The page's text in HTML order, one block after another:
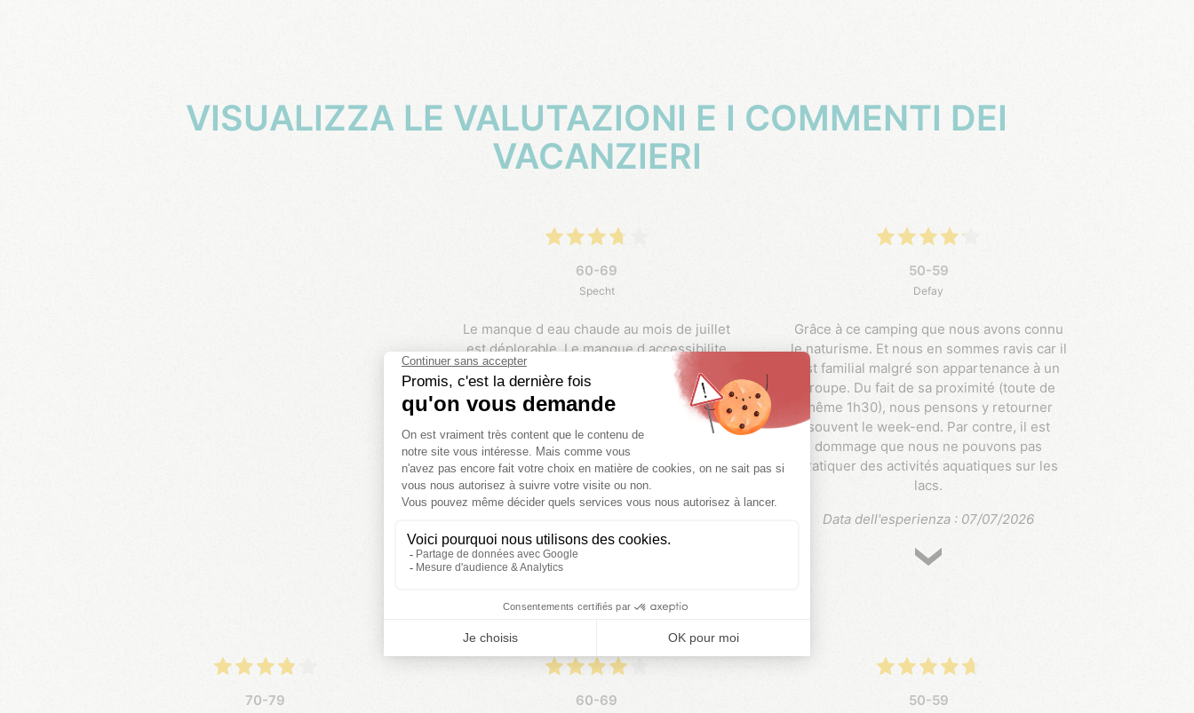
VISUALIZZA LE VALUTAZIONI E I COMMENTI DEI
VACANZIERI
60-69
Specht
Le manque d eau chaude au mois de juillet
est déplorable. Le manque d accessibilite
aux toilettes avant 9h est gênant. Le
manque de végétative entre les
emplacements .
Data dell'esperienza : 19/07/2026
50-59
Defay
Grâce à ce camping que nous avons connu
le naturisme. Et nous en sommes ravis car il
est familial malgré son appartenance à un
groupe. Du fait de sa proximité (toute de
même 1h30), nous pensons y retourner
souvent le week-end. Par contre, il est
dommage que nous ne pouvons pas
pratiquer des activités aquatiques sur les
lacs.
Data dell'esperienza : 07/07/2026
70-79 60-69 50-59